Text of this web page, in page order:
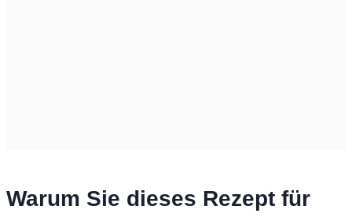
Warum Sie dieses Rezept für